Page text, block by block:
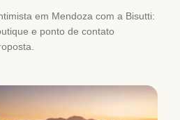
em Mendoza com a Bisutti:
e ponto de contato